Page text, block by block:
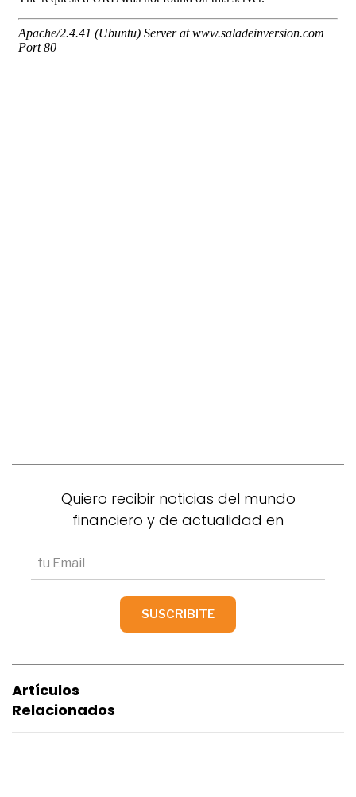
Quiero recibir noticias del mundo
financiero y de actualidad en
Artículos
Relacionados